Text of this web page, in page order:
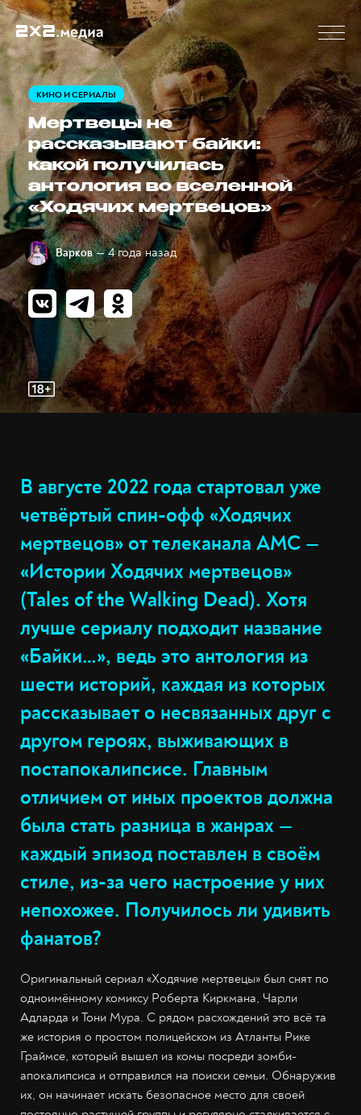
КИНО И СЕРИАЛЫ
Мертвецы не
рассказывают байки:
какой получилась
антология во вселенной
«Ходячих мертвецов»
Варков — 4 года назад
В августе 2022 года стартовал уже
четвёртый спин-офф «Ходячих
мертвецов» от телеканала AMC —
«Истории Ходячих мертвецов»
(Tales of the Walking Dead). Хотя
лучше сериалу подходит название
«Байки…», ведь это антология из
шести историй, каждая из которых
рассказывает о несвязанных друг с
другом героях, выживающих в
постапокалипсисе. Главным
отличием от иных проектов должна
была стать разница в жанрах —
каждый эпизод поставлен в своём
стиле, из-за чего настроение у них
непохожее. Получилось ли удивить
фанатов?
Оригинальный сериал «Ходячие мертвецы» был снят по
одноимённому комиксу Роберта Киркмана, Чарли
Адларда и Тони Мура. С рядом расхождений это всё та
же история о простом полицейском из Атланты Рике
Граймсе, который вышел из комы посреди зомби-
апокалипсиса и отправился на поиски семьи. Обнаружив
их, он начинает искать безопасное место для своей